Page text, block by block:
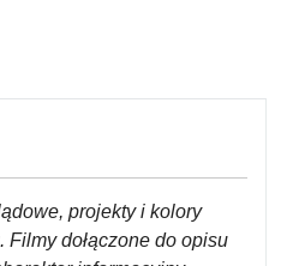
projekty i kolory
Filmy dołączone do opisu